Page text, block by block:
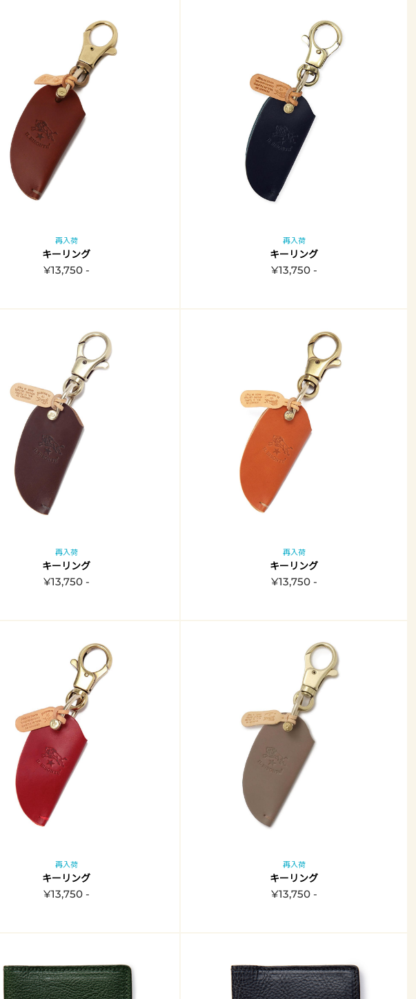
再入荷
キーリング
¥13,750 -
再入荷
キーリング
¥13,750 -
再入荷
キーリング
¥13,750 -
再入荷
キーリング
¥13,750 -
再入荷
キーリング
¥13,750 -
再入荷
キーリング
¥13,750 -